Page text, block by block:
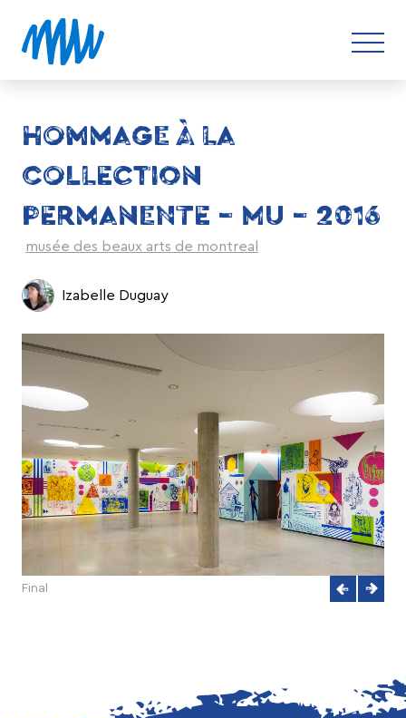
HOMMAGE À LA
COLLECTION
PERMANENTE – MU – 2016
musée des beaux arts de montreal
Izabelle Duguay
Final